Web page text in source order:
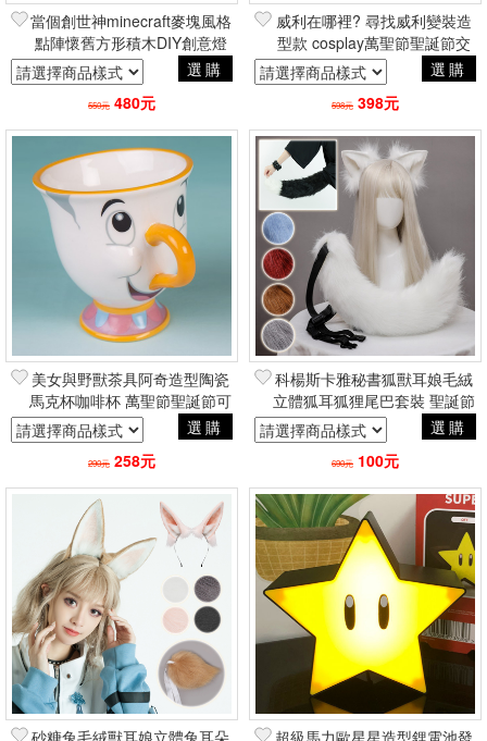
當個創世神minecraft麥塊風格
點陣懷舊方形積木DIY創意燈
聖誕節交換禮物2.5次元可愛居
家
選購
550元 480元
威利在哪裡? 尋找威利變裝造
型款 cosplay萬聖節聖誕節交
換禮物日系人像攝影角色扮演
選購
598元 398元
美女與野獸茶具阿奇造型陶瓷
馬克杯咖啡杯 萬聖節聖誕節可
愛親子卡通交換禮物選購
290元 258元
科楊斯卡雅秘書狐獸耳娘毛絨
立體狐耳狐狸尾巴套裝 聖誕節
萬聖節二次元Cosplay角色扮
演動漫
選購
690元 100元
砂糖兔毛絨獸耳娘立體兔耳朵
超級馬力歐星星造型鋰電池發